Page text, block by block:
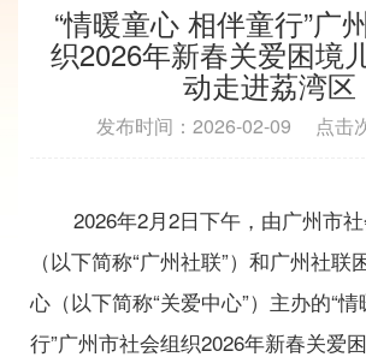
“情暖童心 相伴童行”广
织2026年新春关爱困境
动走进荔湾区
发布时间：2026-02-09 点击
2026年2月2日下午，由广州市
（以下简称“广州社联”）和广州社联
心（以下简称“关爱中心”）主办的“
行”广州市社会组织2026年新春关爱